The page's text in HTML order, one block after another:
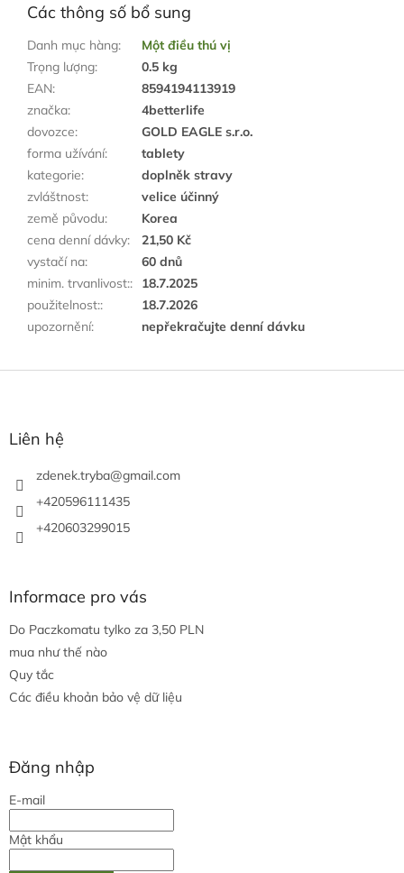
Các thông số bổ sung
Danh mục hàng:
Một điều thú vị
Trọng lượng:
0.5 kg
EAN:
8594194113919
značka:
4betterlife
dovozce:
GOLD EAGLE s.r.o.
forma užívání:
tablety
kategorie:
doplněk stravy
zvláštnost:
velice účinný
země původu:
Korea
cena denní dávky:
21,50 Kč
vystačí na:
60 dnů
minim. trvanlivost::
18.7.2025
použitelnost::
18.7.2026
upozornění: nepřekračujte denní dávku
C
Liên hệ
zdenek.tryba@gmail.com
+420596111435
+420603299015
Informace pro vás
Do Paczkomatu tylko za 3,50 PLN
mua như thế nào
Quy tắc
Các điều khoản bảo vệ dữ liệu
Đăng nhập
E-mail
Mật khẩu